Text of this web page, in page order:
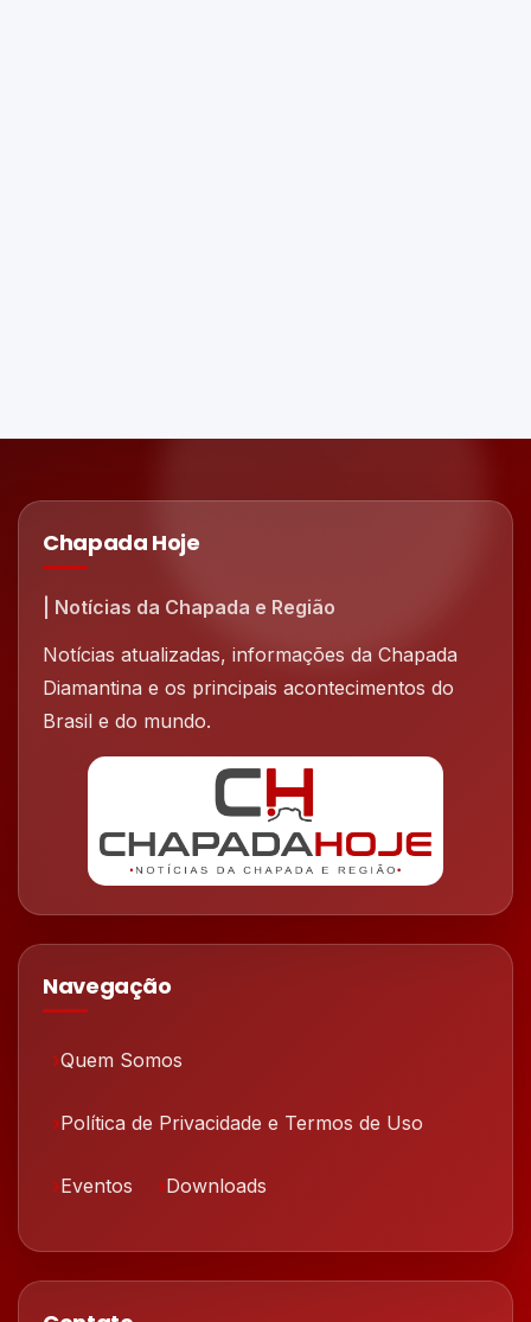
Chapada Hoje
| Notícias da Chapada e Região
Notícias atualizadas, informações da Chapada
Diamantina e os principais acontecimentos do
Brasil e do mundo.
Navegação
Quem Somos
Política de Privacidade e Termos de Uso
Eventos Downloads